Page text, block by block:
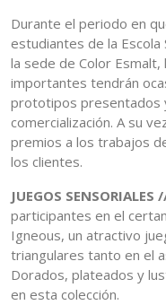
Durante el periodo en
estudiantes de la Escola
la sede de Color
importantes tendrán
prototipos presentados
comercialización. A su
premios a los trabajos
los clientes.
JUEGOS SENSORIALES
participantes en el
Igneous, un atractivo
triangulares tanto en el
Dorados, plateados y
en esta colección.